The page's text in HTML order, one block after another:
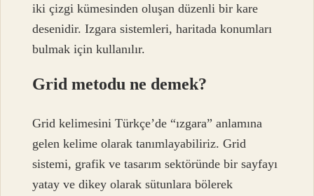
iki çizgi kümesinden oluşan düzenli bir kare
desenidir. Izgara sistemleri, haritada konumları
bulmak için kullanılır.
Grid metodu ne demek?
Grid kelimesini Türkçe’de “ızgara” anlamına
gelen kelime olarak tanımlayabiliriz. Grid
sistemi, grafik ve tasarım sektöründe bir sayfayı
yatay ve dikey olarak sütunlara bölerek